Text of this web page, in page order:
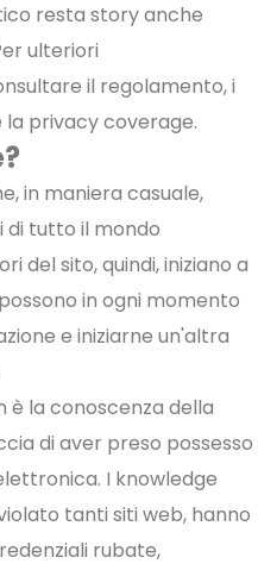
resta story anche
ulteriori
il regolamento, i
la privacy coverage.
in maniera casuale,
tutto il mondo
del sito, quindi, iniziano a
in ogni momento
e iniziarne un'altra
è la conoscenza della
di aver preso possesso
I knowledge
tanti siti web, hanno
rubate,